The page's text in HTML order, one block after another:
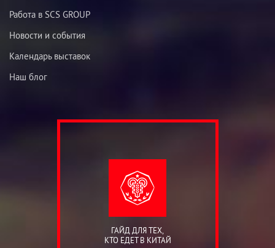
Работа в SCS GROUP
Новости и события
Календарь выставок
Наш блог
ГАЙД ДЛЯ ТЕХ,
КТО ЕДЕТ В КИТАЙ